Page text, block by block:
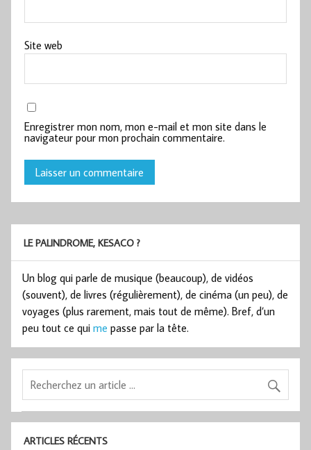
Site web
Enregistrer mon nom, mon e-mail et mon site dans le
navigateur pour mon prochain commentaire.
LE PALINDROME, KESACO ?
Un blog qui parle de musique (beaucoup), de vidéos
(souvent), de livres (régulièrement), de cinéma (un peu), de
voyages (plus rarement, mais tout de même). Bref, d’un
peu tout ce qui me passe par la tête.
ARTICLES RÉCENTS